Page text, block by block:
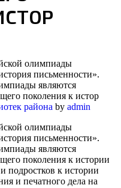
олимпиады
письменности».
являются
поколения к истор
района by admin
олимпиады
письменности».
являются
поколения к истории
подростков к истории
и печатного дела на